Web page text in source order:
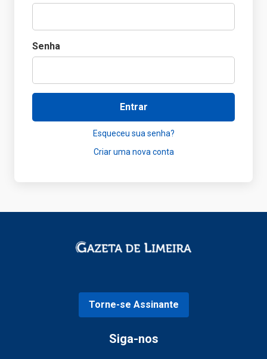
Senha
Entrar
Esqueceu sua senha?
Criar uma nova conta
Torne-se Assinante
Siga-nos